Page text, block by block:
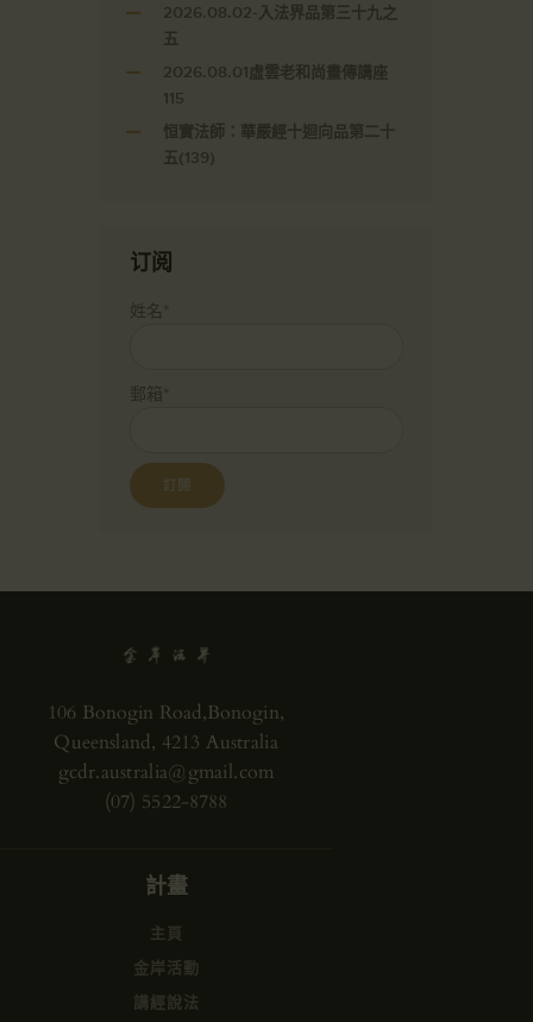
2026.08.02-入法界品第三十九之
五
2026.08.01虛雲老和尚畫傳講座
115
恒實法師：華嚴經十迴向品第二十
五(139)
订阅
姓名*
郵箱*
106 Bonogin Road,Bonogin,
Queensland, 4213 Australia
gcdr.australia@gmail.com
(07) 5522-8788
計畫
主頁
金岸活動
講經說法